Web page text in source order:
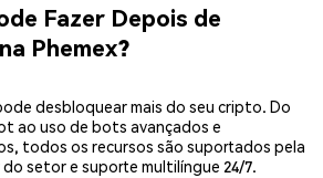
Fazer Depois de
Phemex?
desbloquear mais do seu cripto. Do
ao uso de bots avançados e
todos os recursos são suportados pela
setor e suporte multilíngue 24/7.